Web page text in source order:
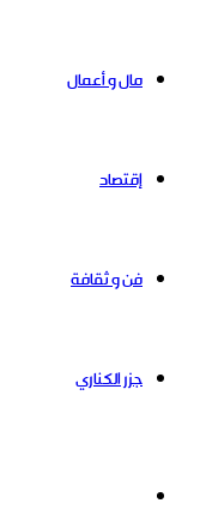
مال و أعمال
إقتصاد
فن و ثقافة
جزر الكناري